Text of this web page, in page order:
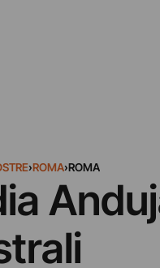
›ROMA›ROMA